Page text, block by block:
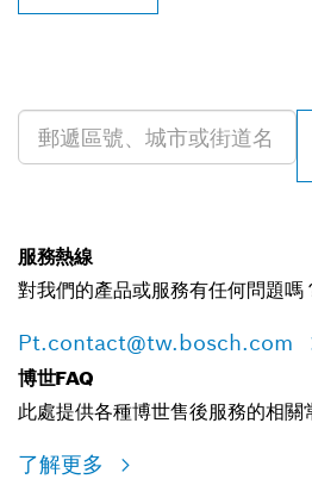
服務熱線
對我們的產品或服務有任何問題嗎
Pt.contact@tw.bosch.com
博世FAQ
此處提供各種博世售後服務的相關
了解更多